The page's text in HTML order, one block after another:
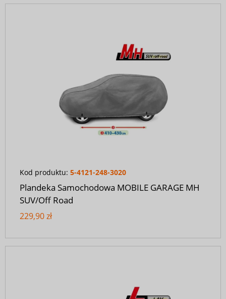
Kod produktu: 5-4121-248-3020
Plandeka Samochodowa MOBILE GARAGE MH
SUV/Off Road
229,90 zł